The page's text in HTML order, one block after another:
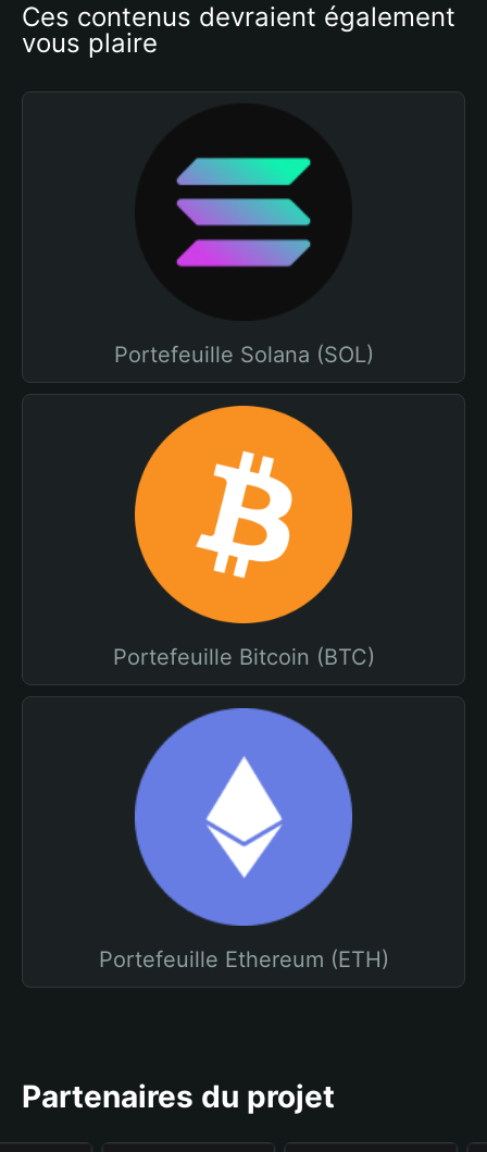
Ces contenus devraient également
vous plaire
Portefeuille Solana (SOL)
Portefeuille Bitcoin (BTC)
Portefeuille Ethereum (ETH)
Partenaires du projet